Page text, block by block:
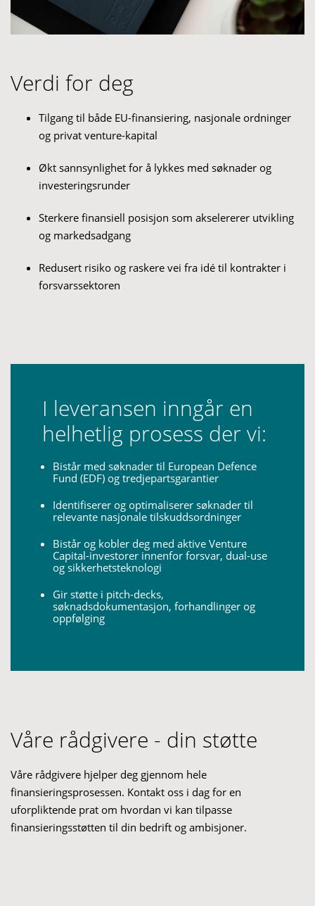
Verdi for deg
Tilgang til både EU-finansiering, nasjonale ordninger
og privat venture-kapital​
Økt sannsynlighet for å lykkes med søknader og
investeringsrunder​
Sterkere finansiell posisjon som akselererer utvikling
og markedsadgang​
Redusert risiko og raskere vei fra idé til kontrakter i
forsvarssektoren
I leveransen inngår en
helhetlig prosess der vi:
Bistår med søknader til European Defence
Fund (EDF) og tredjepartsgarantier
Identifiserer og optimaliserer søknader til
relevante nasjonale tilskuddsordninger
Bistår og kobler deg med aktive Venture
Capital-investorer innenfor forsvar, dual-use
og sikkerhetsteknologi
Gir støtte i pitch-decks,
søknadsdokumentasjon, forhandlinger og
oppfølging
Våre rådgivere - din støtte
Våre rådgivere hjelper deg gjennom hele
finansieringsprosessen. Kontakt oss i dag for en
uforpliktende prat om hvordan vi kan tilpasse
finansieringsstøtten til din bedrift og ambisjoner.